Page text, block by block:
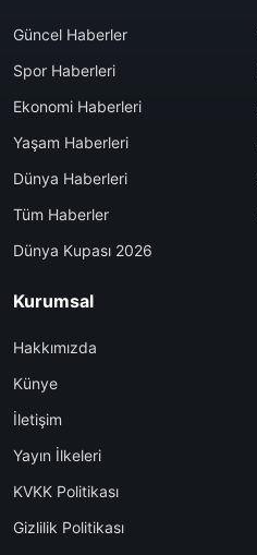
Güncel Haberler
Spor Haberleri
Ekonomi Haberleri
Yaşam Haberleri
Dünya Haberleri
Tüm Haberler
Dünya Kupası 2026
Kurumsal
Hakkımızda
Künye
İletişim
Yayın İlkeleri
KVKK Politikası
Gizlilik Politikası